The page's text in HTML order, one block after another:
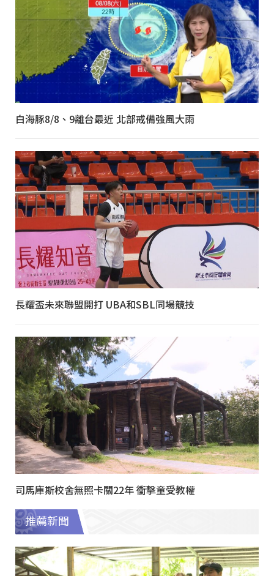
白海豚8/8、9離台最近 北部戒備強風大雨
長耀盃未來聯盟開打 UBA和SBL同場競技
司馬庫斯校舍無照卡關22年 衝擊童受教權
推薦新聞